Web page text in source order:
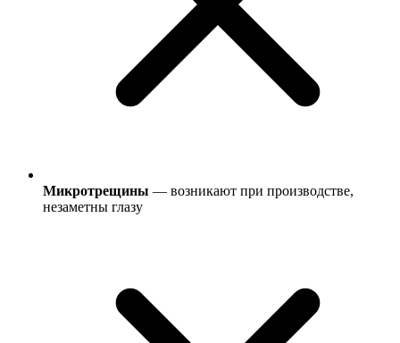
Микротрещины — возникают при производстве,
незаметны глазу